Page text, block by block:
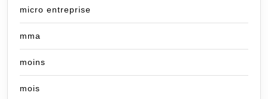
micro entreprise
mma
moins
mois